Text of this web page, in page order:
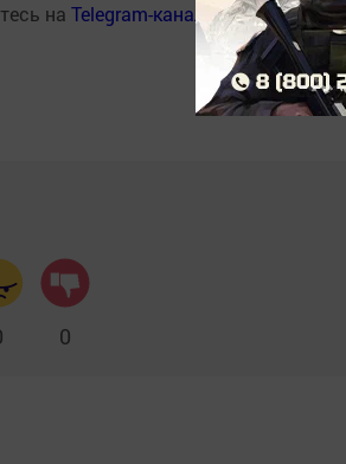
на Telegram-канал
0